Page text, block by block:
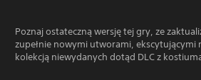
Poznaj ostateczną wersję tej gry, ze
zupełnie nowymi utworami, ekscytującymi
kolekcją niewydanych dotąd DLC z